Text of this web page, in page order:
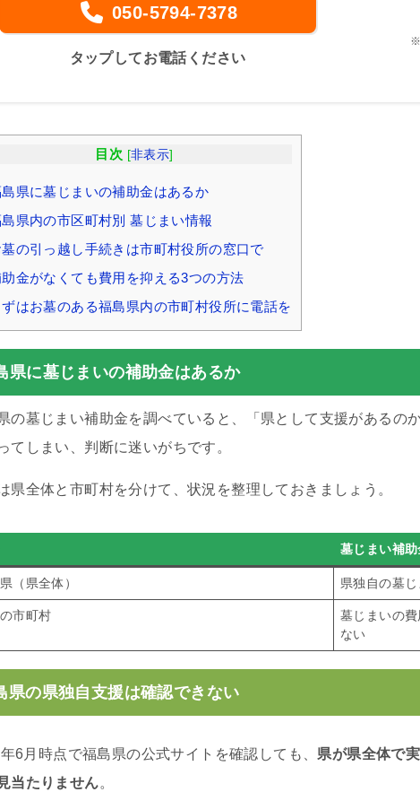
050-5794-7378
タップしてお電話ください
※
目次 [非表示]
県に墓じまいの補助金はあるか
県内の市区町村別 墓じまい情報
墓の引っ越し手続きは市町村役所の窓口で
金がなくても費用を抑える3つの方法
ずはお墓のある福島県内の市町村役所に電話を
県に墓じまいの補助金はあるか
の墓じまい補助金を調べていると、「県として支援があるの
てしまい、判断に迷いがちです。
県全体と市町村を分けて、状況を整理しておきましょう。
墓じまい補助
（県全体） 県独自の墓
市町村
墓じまいの
ない
県の県独自支援は確認できない
6月時点で福島県の公式サイトを確認しても、 県が県全体で
当たりません。